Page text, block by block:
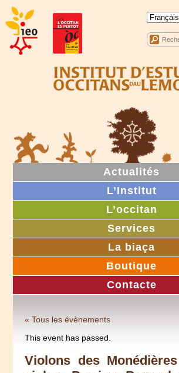
Actualités
L’Institut
L’occitan
Services
La biaça
Boutique
Contacte
« Tous les évènements
This event has passed.
Violons des